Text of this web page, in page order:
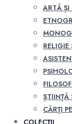
ARTĂ ȘI
ȘTIINȚĂ
CĂRȚI